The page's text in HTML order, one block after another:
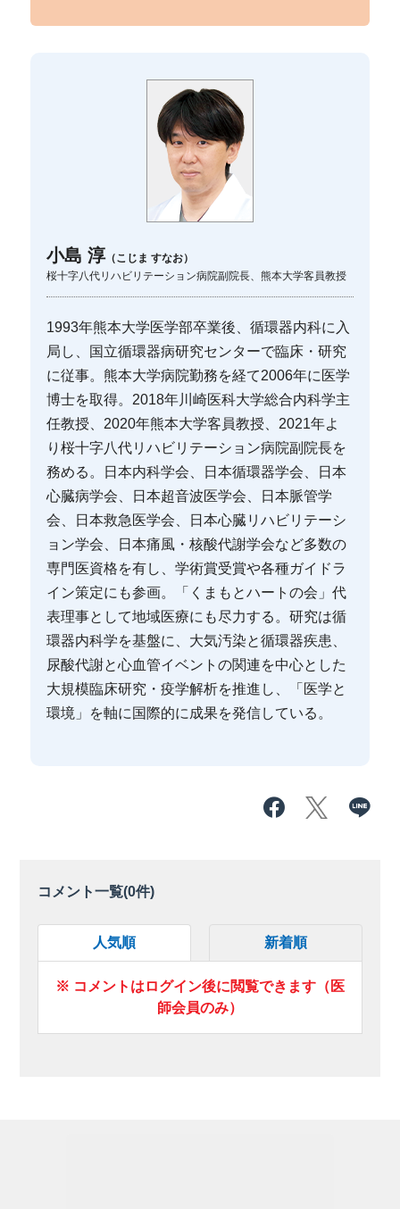
小島 淳（こじま すなお）
桜十字八代リハビリテーション病院副院長、熊本大学客員教授
1993年熊本大学医学部卒業後、循環器内科に入
局し、国立循環器病研究センターで臨床・研究
に従事。熊本大学病院勤務を経て2006年に医学
博士を取得。2018年川崎医科大学総合内科学主
任教授、2020年熊本大学客員教授、2021年よ
り桜十字八代リハビリテーション病院副院長を
務める。日本内科学会、日本循環器学会、日本
心臓病学会、日本超音波医学会、日本脈管学
会、日本救急医学会、日本心臓リハビリテーシ
ョン学会、日本痛風・核酸代謝学会など多数の
専門医資格を有し、学術賞受賞や各種ガイドラ
イン策定にも参画。「くまもとハートの会」代
表理事として地域医療にも尽力する。研究は循
環器内科学を基盤に、大気汚染と循環器疾患、
尿酸代謝と心血管イベントの関連を中心とした
大規模臨床研究・疫学解析を推進し、「医学と
環境」を軸に国際的に成果を発信している。
コメント一覧(0件)
人気順 新着順
※ コメントはログイン後に閲覧できます（医
師会員のみ）